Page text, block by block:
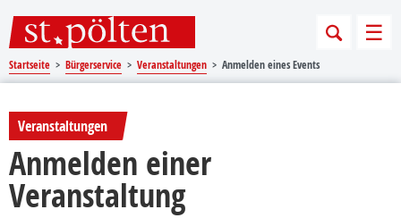
Startseite Bürgerservice Veranstaltungen Anmelden eines Events
Veranstaltungen
Anmelden einer
Veranstaltung